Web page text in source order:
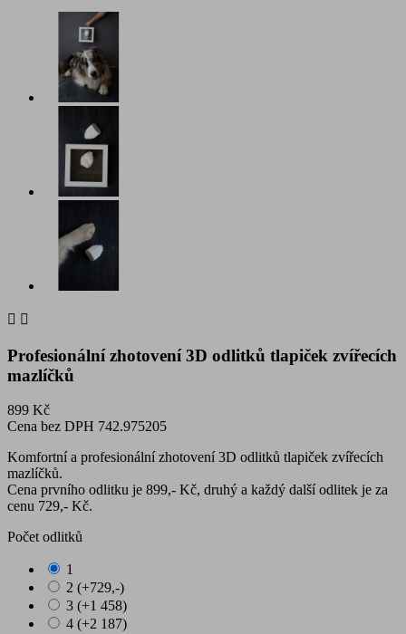
 
Profesionální zhotovení 3D odlitků tlapiček zvířecích
mazlíčků
899 Kč
Cena bez DPH 742.975205
Komfortní a profesionální zhotovení 3D odlitků tlapiček zvířecích
mazlíčků.
Cena prvního odlitku je 899,- Kč, druhý a každý další odlitek je za
cenu 729,- Kč.
Počet odlitků
1
2 (+729,-)
3 (+1 458)
4 (+2 187)